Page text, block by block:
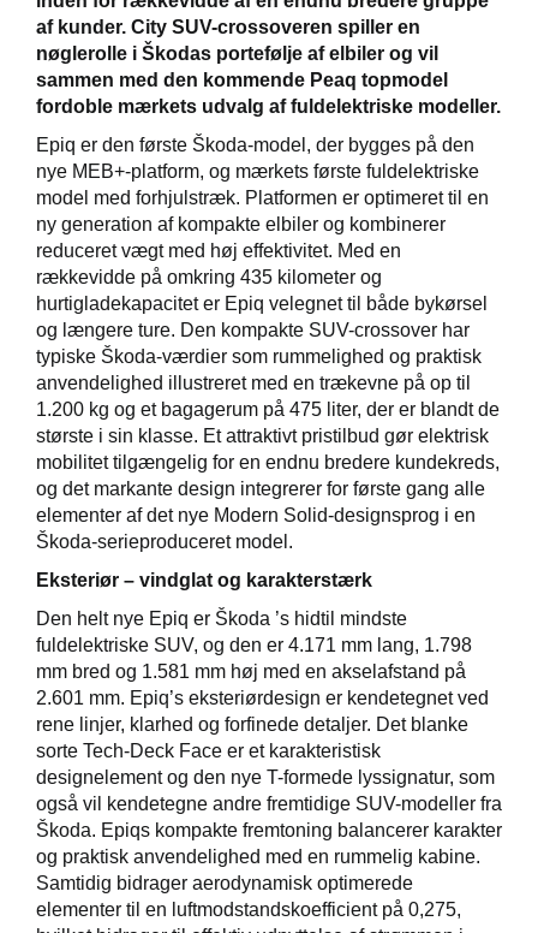
af kunder. City SUV-crossoveren spiller en
nøglerolle i Škodas portefølje af elbiler og vil
sammen med den kommende Peaq topmodel
fordoble mærkets udvalg af fuldelektriske modeller.
Epiq er den første Škoda-model, der bygges på den
nye MEB+-platform, og mærkets første fuldelektriske
model med forhjulstræk. Platformen er optimeret til en
ny generation af kompakte elbiler og kombinerer
reduceret vægt med høj effektivitet. Med en
rækkevidde på omkring 435 kilometer og
hurtigladekapacitet er Epiq velegnet til både bykørsel
og længere ture. Den kompakte SUV-crossover har
typiske Škoda-værdier som rummelighed og praktisk
anvendelighed illustreret med en trækevne på op til
1.200 kg og et bagagerum på 475 liter, der er blandt de
største i sin klasse. Et attraktivt pristilbud gør elektrisk
mobilitet tilgængelig for en endnu bredere kundekreds,
og det markante design integrerer for første gang alle
elementer af det nye Modern Solid-designsprog i en
Škoda-serieproduceret model.
Eksteriør – vindglat og karakterstærk
Den helt nye Epiq er Škoda ’s hidtil mindste
fuldelektriske SUV, og den er 4.171 mm lang, 1.798
mm bred og 1.581 mm høj med en akselafstand på
2.601 mm. Epiq’s eksteriørdesign er kendetegnet ved
rene linjer, klarhed og forfinede detaljer. Det blanke
sorte Tech-Deck Face er et karakteristisk
designelement og den nye T-formede lyssignatur, som
også vil kendetegne andre fremtidige SUV-modeller fra
Škoda. Epiqs kompakte fremtoning balancerer karakter
og praktisk anvendelighed med en rummelig kabine.
Samtidig bidrager aerodynamisk optimerede
elementer til en luftmodstandskoefficient på 0,275,